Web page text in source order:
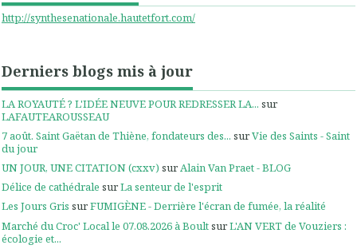
http://synthesenationale.hautetfort.com/
Derniers blogs mis à jour
LA ROYAUTÉ ? L'IDÉE NEUVE POUR REDRESSER LA... sur
LAFAUTEAROUSSEAU
7 août. Saint Gaëtan de Thiène, fondateurs des... surVie des Saints - Saint
du jour
UN JOUR, UNE CITATION (cxxv) surAlain Van Praet - BLOG
Délice de cathédrale surLa senteur de l'esprit
Les Jours Gris surFUMIGÈNE - Derrière l'écran de fumée, la réalité
Marché du Croc' Local le 07.08.2026 à BoultsurL'AN VERT de Vouziers :
écologie et...